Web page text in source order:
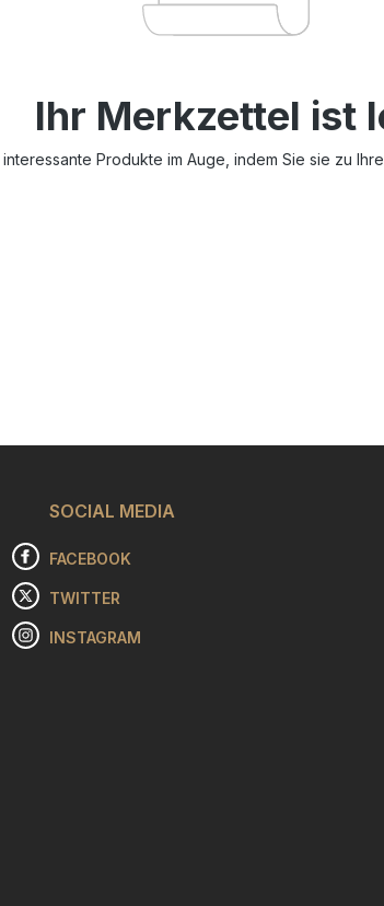
Ihr Merkzettel ist
Produkte im Auge, indem Sie sie zu
SOCIAL MEDIA
FACEBOOK
TWITTER
INSTAGRAM